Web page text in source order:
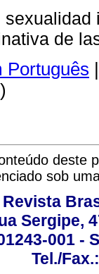
sexualidad
de
Português |
)
deste
sob
Revista
Sergipe,
001 -
Tel./